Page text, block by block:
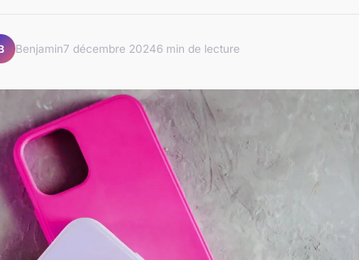
Benjamin7 décembre 20246 min de lecture